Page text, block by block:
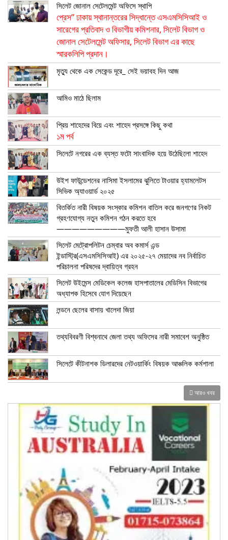
সিলেট জোনাল সেটেলমেন্ট অফিসে স্থাপি
প্রেস” ঢাকায় স্থানান্তরের সিদ্ধান্তে এসএমসিসিআই ও
সারেগের প্রতিবাদ ও বিভাগীয় কমিশনার, সিলেট বিভাগ ও
জোনাল সেটেলমেন্ট অফিসার, সিলেট বিভাগ এর কাছে
স্মারকলিপি প্রদান।
মৃত্যু থেকে এক সেকেন্ড দূরে_ সেই ভয়াবহ দিন আজ
আমিও মাঠে ছিলাম
প্রিয় শাহেদের বিয়ে এবং শাহেদ প্রসঙ্গে কিছু কথা
১ম পর্ব
সিলেটে নগরের এক ব্যস্ত ফটো সাংবাদিক হয়ে উঠেছিলো শাহেদ
উইশ ফাউন্ডেশনের নাসিমা ইসলামের ঝুলিতে টাওয়ার হ্যামলেটস
সিভিক অ্যাওয়ার্ড ২০২৫
বিতর্কিত নারী বিষয়ক সংস্কার কমিশন বাতিল করে জনগণের নিকট
গ্রহণযোগ্য নতুন কমিশন গঠন করতে হবে
—————————মুফতী আলী হাসান উসামা
সিলেট মেট্রোপলিটন চেম্বার অব কমার্স এন্ড
ইন্ডাস্ট্রি(এসএমসিসিআই) এর ২০২৫-২৭ মেয়াদের নব নির্বাচিত
পরিচালনা পরিষদের দ্বায়িত্ব গ্রহন
সিলেট উইমেন্স মেডিকেল কলেজ হাসপাতালের মেডিসিন বিভাগের
অধ্যাপক হিসেবে যোগ দিয়েছেন
লন্ডনে ছেলের বাসায় খালেদা জিয়া
তথ্যবিবরণী বিশ্বনাথে জেলা তথ্য অফিসের নারী সমাবেশ অনুষ্ঠিত
সিলেটে কীটনাশক ডিলারদের নেটওয়ার্কিং বিষয়ক আঞ্চলিক কর্মশালা
আরও খবর